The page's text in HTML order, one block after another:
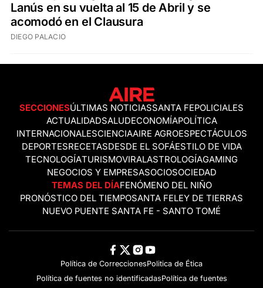
Lanús en su vuelta al 15 de Abril y se
acomodó en el Clausura
DIEGO PALACIO
SECCIONESÚLTIMAS NOTICIASSANTA FEPOLICIALES
ACTUALIDADSALUDECONOMÍAPOLÍTICA
INTERNACIONALESCIENCIAAIRE AGROESPECTÁCULOS
DEPORTESRECETASDESDE EL SOFÁESTILO DE VIDA
TECNOLOGÍATURISMOVIRALASTROLOGÍAGAMING
NEGOCIOS Y EMPRESASOCIOSOCIEDAD
TEMAS DEL DÍAFENÓMENO DEL NIÑO
PRONÓSTICO DEL TIEMPOSANTA FELEY DE TIERRAS
NUEVO PUENTE SANTA FE - SANTO TOMÉ
Política de CorreccionesPolitica de Ética
Política de fuentes no identificadasPolítica de fuentes